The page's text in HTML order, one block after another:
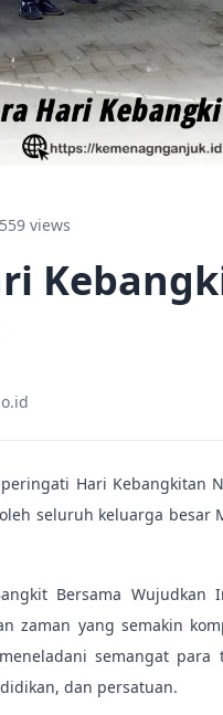
559 views
Hari Kebangkitan
seluruh keluarga
Bersama
zaman yang semakin
semangat para
dan persatuan.